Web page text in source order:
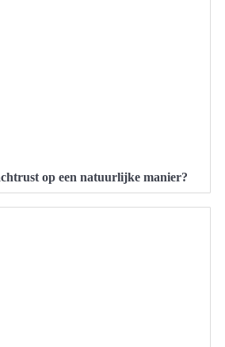
op een natuurlijke manier?